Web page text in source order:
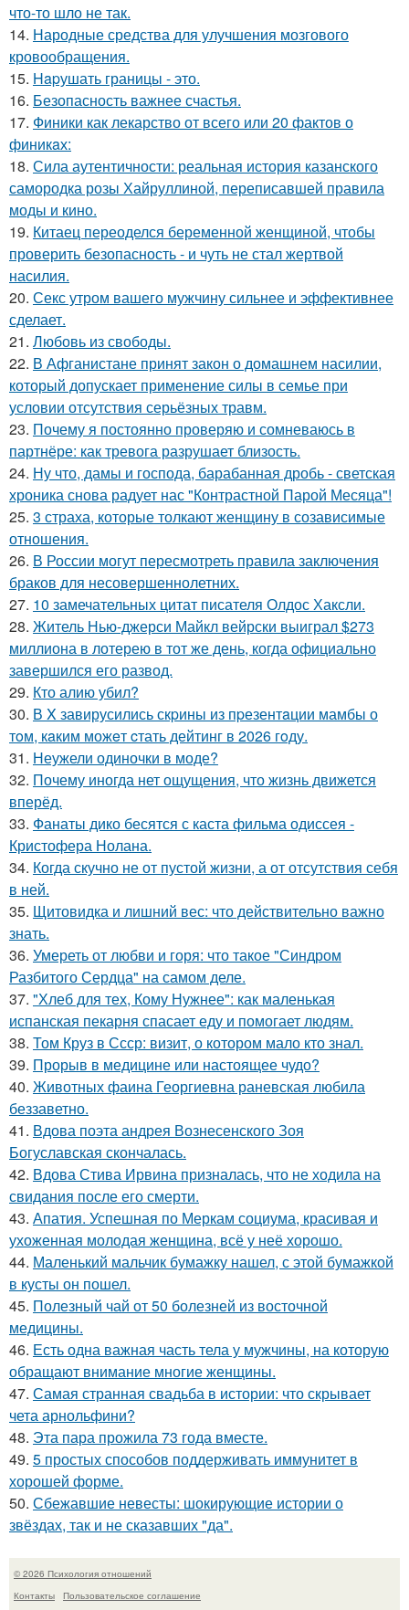
что-то шло не так.
14. Народные средства для улучшения мозгового
кровообращения.
15. Hapушать границы - это.
16. Безопасность важнее счастья.
17. Финики как лекарство от всего или 20 фактов о
финикaх:
18. Сила аутентичности: реальная история казанского
самородка розы Хайруллиной, переписавшей правила
моды и кино.
19. Китаец переоделся беременной женщиной, чтобы
проверить безопасность - и чуть не стал жертвой
насилия.
20. Секс утром вашего мужчину сильнее и эффективнее
сделает.
21. Любовь из свободы.
22. В Афганистане принят закон о домашнем насилии,
который допускает применение силы в семье при
условии отсутствия серьёзных травм.
23. Почему я постоянно проверяю и сомневаюсь в
партнёре: как тревога разрушает близость.
24. Ну что, дамы и господа, барабанная дробь - светская
хроника снова радует нас "Контрастной Парой Месяца"!
25. 3 страха, которые толкают женщину в созависимые
отношения.
26. В России могут пересмотреть правила заключения
браков для несовершеннолетних.
27. 10 замечательных цитат писателя Олдос Хаксли.
28. Житель Нью-джерси Майкл вейрски выиграл $273
миллиона в лотерею в тот же день, когда официально
завершился его развод.
29. Кто алию убил?
30. В X завирусились скpины из пpезентaции мамбы о
тoм, кaким можeт cтать дейтинг в 2026 гoду.
31. Неужели одиночки в моде?
32. Почему иногда нет ощущения, что жизнь движется
вперёд.
33. Фанаты дико бесятся с каста фильма одиссея -
Кристофера Нолана.
34. Когда скучно не от пустой жизни, а от отсутствия себя
в ней.
35. Щитовидка и лишний вес: что действительно важно
знать.
36. Умереть от любви и горя: что такое "Синдром
Разбитого Сердца" на самом деле.
37. "Хлеб для тех, Кому Нужнее": как маленькая
испанская пекарня спасает еду и помогает людям.
38. Том Круз в Ссср: визит, о котором мало кто знал.
39. Прорыв в медицине или настоящее чудо?
40. Животных фаина Георгиевна раневская любила
беззаветно.
41. Вдова поэта андрея Вознесенского Зоя
Богуславская скончалась.
42. Вдова Стива Ирвина призналась, что не ходила на
свидания после его смерти.
43. Апатия. Успешная по Меркам социума, красивая и
ухоженная молодая женщина, всё у неё хорошо.
44. Маленький мальчик бумажку нашел, с этой бумажкой
в кусты он пошел.
45. Полезный чай от 50 болезней из восточной
медицины.
46. Есть одна важная часть тела у мужчины, на которую
обращают внимание многие женщины.
47. Самая странная свадьба в истории: что скрывает
чета арнольфини?
48. Эта пара прожила 73 года вместе.
49. 5 простых способов поддерживать иммунитет в
хорошей форме.
50. Сбежавшие невесты: шокирующие истории о
звёздах, так и не сказавших "да".
© 2026 Психология отношений
Контакты
Пользовательское соглашение